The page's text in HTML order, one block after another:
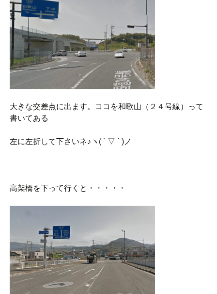
大きな交差点に出ます。ココを和歌山（２４号線）って
書いてある
左に左折して下さいネ♪ヽ( ´ ▽ ` )ノ
高架橋を下って行くと・・・・・